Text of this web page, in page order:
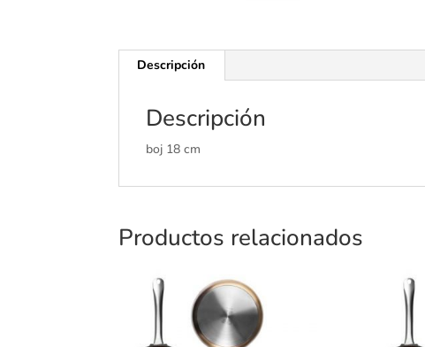
Descripción
Descripción
boj 18 cm
Productos relacionados